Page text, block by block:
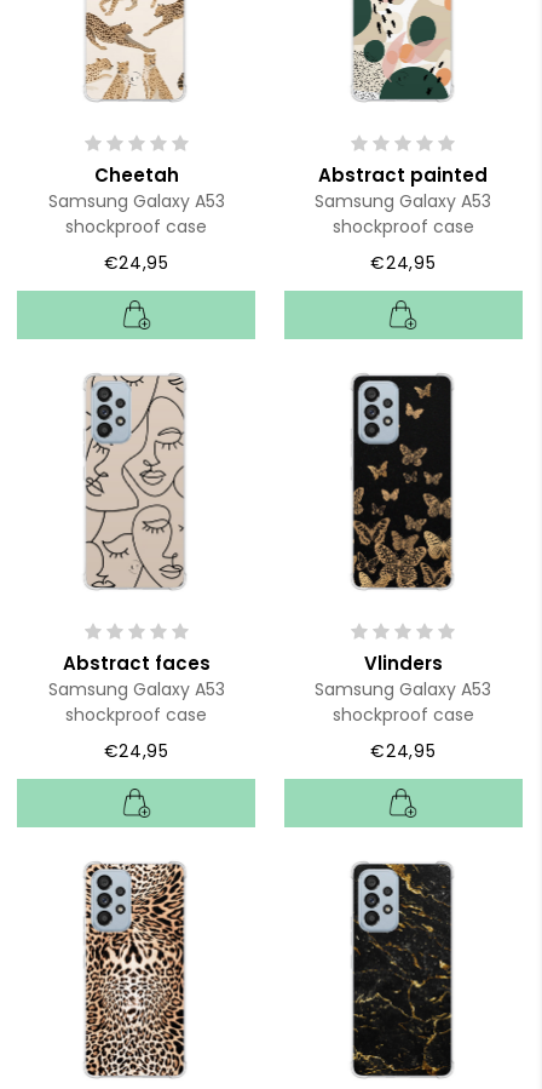
Cheetah
Samsung Galaxy A53
shockproof case
€24,95
Abstract painted
Samsung Galaxy A53
shockproof case
€24,95
Abstract faces
Samsung Galaxy A53
shockproof case
€24,95
Vlinders
Samsung Galaxy A53
shockproof case
€24,95